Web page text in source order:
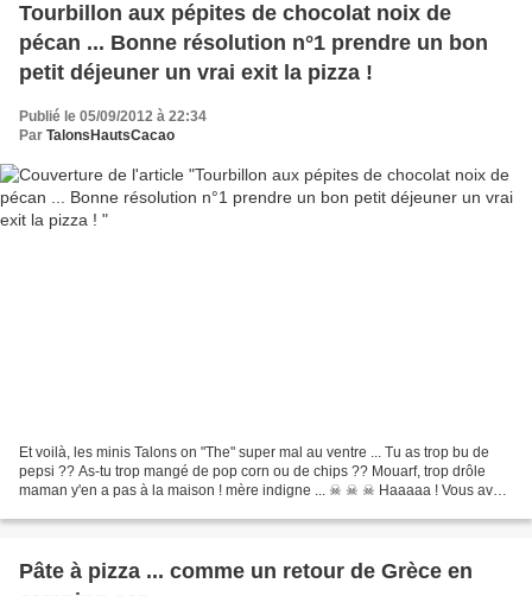
Tourbillon aux pépites de chocolat noix de
pécan ... Bonne résolution n°1 prendre un bon
petit déjeuner un vrai exit la pizza !
Publié le 05/09/2012 à 22:34
Par TalonsHautsCacao
Et voilà, les minis Talons on "The" super mal au ventre ... Tu as trop bu de
pepsi ?? As-tu trop mangé de pop corn ou de chips ?? Mouarf, trop drôle
maman y'en a pas à la maison ! mère indigne ... ☠ ☠ ☠ Haaaaa ! Vous avez
Pâte à pizza ... comme un retour de Grèce en